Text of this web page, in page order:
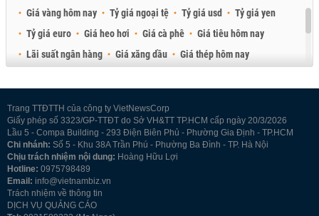
Giá vàng hôm nay Tỷ giá ngoại tệ Tỷ giá usd
Tỷ giá yen
Tỷ giá euro
Giá heo hơi Giá cà phê
Giá tiêu hôm nay
Lãi suất ngân hàng
Giá xăng dầu
Giá thép hôm nay
Trang TTĐTTH của công ty VietNewsCorp
Giấy phép số 3323/GP-TTĐT do Sở VH&TT TP.HCM cấp ngày 20/3/2026
Lầu 5 - Compa Building - 293 Điện Biên Phủ - Phường Gia Định - TP.HCM
Chi nhánh: Số 5 - Khu 38A Trần Phú - Phường Ba Đình - TP. Hà Nội
Chịu trách nhiệm nội dung: Hoàng Hữu Lợi
Hotline: 0975798489
Email: info@vietnambiz.vn
Trách nhiệm về thông tin
DỊCH VỤ QUẢNG CÁO